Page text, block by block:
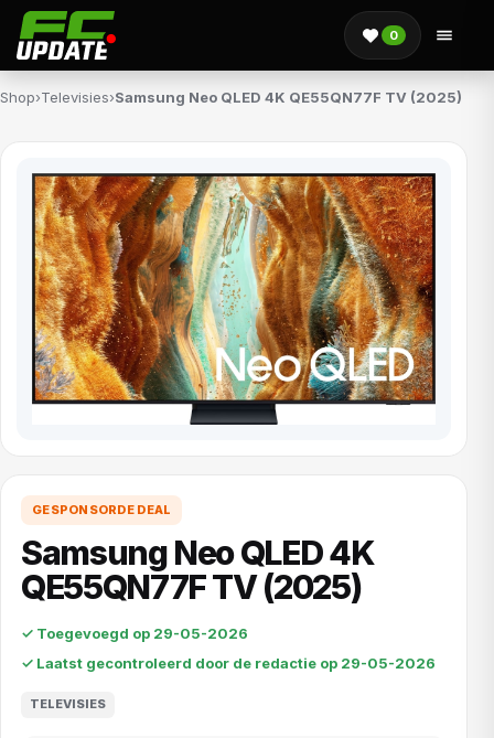
0
Shop›Televisies›Samsung Neo QLED 4K QE55QN77F TV (2025)
GESPONSORDE DEAL
Samsung Neo QLED 4K
QE55QN77F TV (2025)
✓ Toegevoegd op 29-05-2026
✓ Laatst gecontroleerd door de redactie op 29-05-2026
TELEVISIES